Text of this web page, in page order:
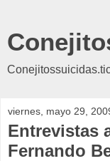
viernes, mayo 29,
Entrevistas
Fernando